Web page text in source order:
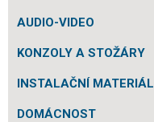
AUDIO-VIDEO
KONZOLY A STOŽÁRY
INSTALAČNÍ MATERIÁL
DOMÁCNOST